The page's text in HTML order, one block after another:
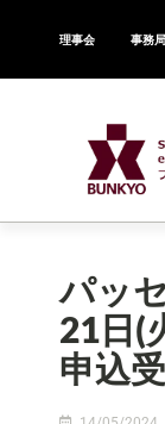
理事会 事務局
パッ
21日(
申込